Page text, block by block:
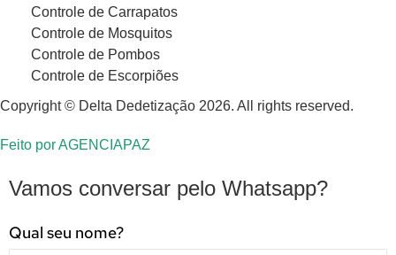
Controle de Carrapatos
Controle de Mosquitos
Controle de Pombos
Controle de Escorpiões
Copyright © Delta Dedetização 2026. All rights reserved.
Feito porAGENCIAPAZ
Vamos conversar pelo Whatsapp?
Qual seu nome?